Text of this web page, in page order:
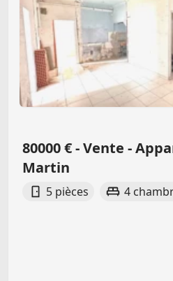
80000 € - Vente -
Martin
5 pièces 4